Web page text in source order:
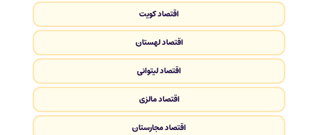
اقتصاد کویت
اقتصاد لهستان
اقتصاد لیتوانی
اقتصاد مالزی
اقتصاد مجارستان